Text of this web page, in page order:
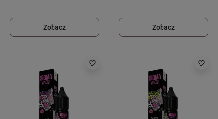
Zobacz Zobacz
favorite_border favorite_border